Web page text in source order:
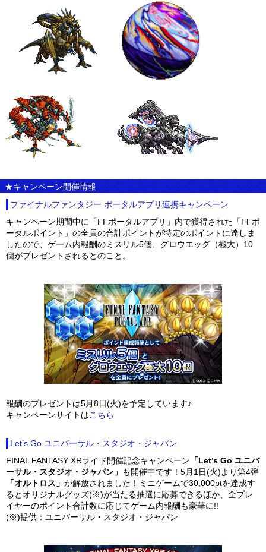
★キャンペーン開催情報
ファイナルファンタジー ポータルアプリ連携キャンペーン
キャンペーン期間中に「FFポータルアプリ」内で獲得された「FFポ
ータルポイント」の全員の合計ポイントが特定のポイントに達しま
したので、ゲーム内報酬のミスリル5個、グロウエッグ（極大）10
個がプレゼントされるとのこと。
報酬のプレゼントは5月8日(火)を予定しています♪
キャンペーンサイトはこちら
Let’s Go ユニバーサル・スタジオ・ジャパン
FINAL FANTASY XRライド開催記念キャンペーン 「Let’s Go ユニバ
ーサル・スタジオ・ジャパン」 も開催中です！5月1日(火)より第4弾
「オルトロス」 が解放されました！ミニゲームで30,000ptを達成す
るとオリジナルグッズ(※)が当たる抽選に応募できるほか、全プレ
イヤーのポイント合計数に応じてゲーム内報酬も豪華に!!
(※)提供：ユニバーサル・スタジオ・ジャパン